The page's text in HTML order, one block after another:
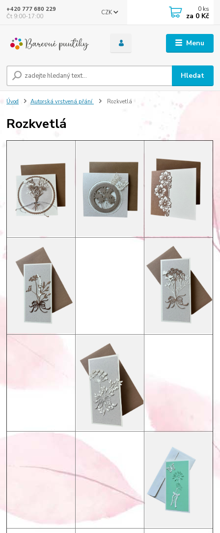
Menu
CZK
Hledat
+420 777 680 229
Čt 9:00-17:00
0 ks
za 0 Kč
Úvod Autorská vrstvená přání Rozkvetlá
Rozkvetlá